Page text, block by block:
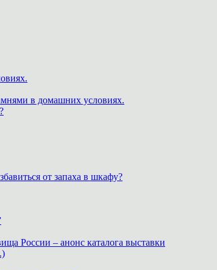
в домашних условиях.
от запаха в шкафу?
России – анонс каталога выставки